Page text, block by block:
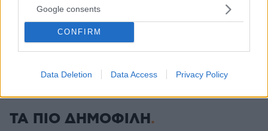
Google consents
CONFIRM
Data Deletion Data Access Privacy Policy
All’Antico Vinaio: Ουρές έξω από ένα από τα καλύτερα
στέκια για σάντουιτς στον κόσμο
πριν 32 λεπτά
ΤΑ ΠΙΟ ΔΗΜΟΦΙΛΗ